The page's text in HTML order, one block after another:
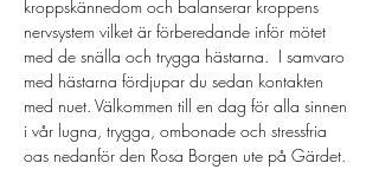
kroppskännedom och balanserar kroppens
nervsystem vilket är förberedande inför mötet
med de snälla och trygga hästarna.  I samvaro
med hästarna fördjupar du sedan kontakten
med nuet. Välkommen till en dag för alla sinnen
i vår lugna, trygga, ombonade och stressfria
oas nedanför den Rosa Borgen ute på Gärdet.